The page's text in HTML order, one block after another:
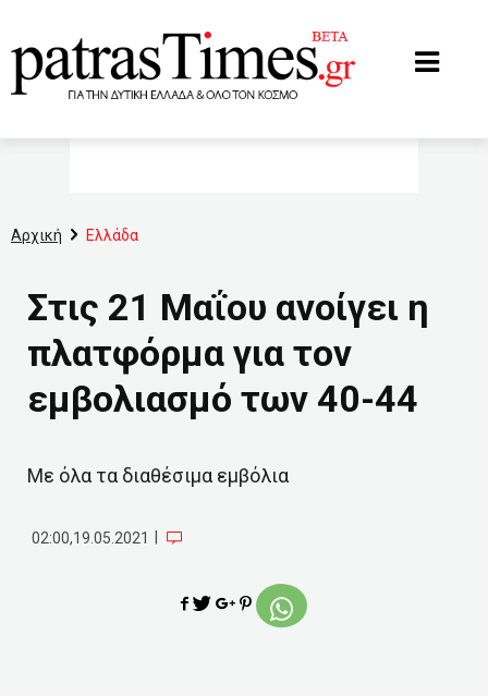
Αρχική Ελλάδα
Στις 21 Μαΐου ανοίγει η
πλατφόρμα για τον
εμβολιασμό των 40-44
Με όλα τα διαθέσιμα εμβόλια
02:00,19.05.2021